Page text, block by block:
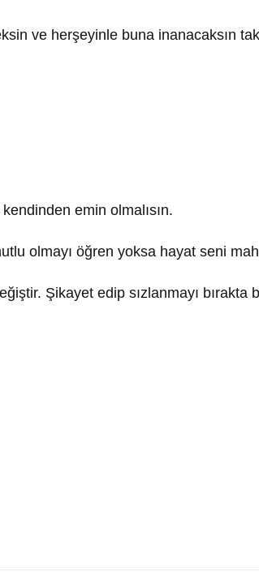
ve herşeyinle buna inanacaksın
emin olmalısın.
olmayı öğren yoksa hayat seni
Şikayet edip sızlanmayı bırakta